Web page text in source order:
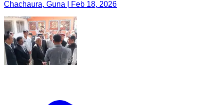
Chachaura, Guna | Feb 18, 2026